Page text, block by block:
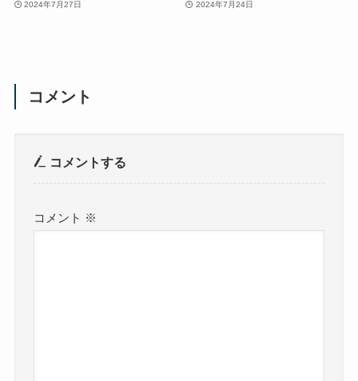
2024年7月27日 2024年7月24日
コメント
コメントする
コメント ※